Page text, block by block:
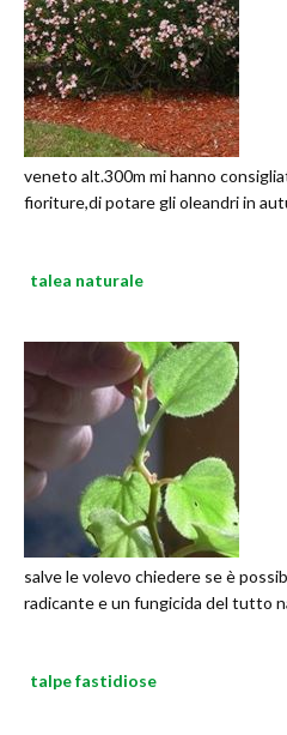
veneto alt.300m mi hanno
fioriture,di potare gli oleandri in
talea naturale
salve le volevo chiedere se è
radicante e un fungicida del tutto
talpe fastidiose